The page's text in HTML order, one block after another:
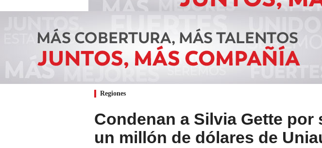
Regiones
Condenan a Silvia Gette
un millón de dólares de